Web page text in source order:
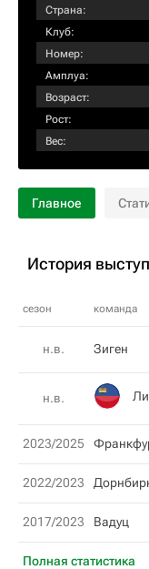
Страна:
Клуб:
Номер:
Амплуа:
Возраст:
Рост:
Вес:
Главное
История
сезон команда
Полная статистика
н.в. Зиген
н.в.
2023/2025
2022/2023
2017/2023 Вадуц